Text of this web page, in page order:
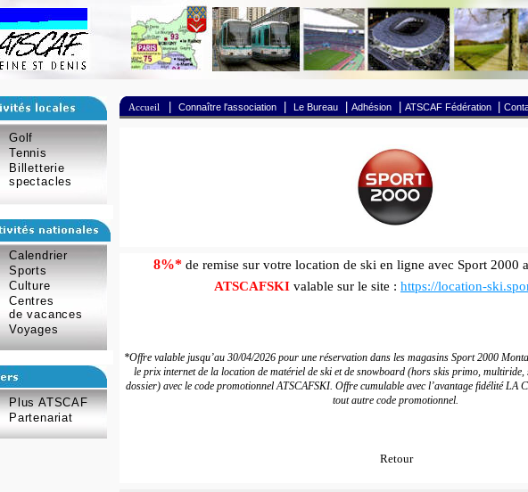
Accueil Connaître l'association| Le Bureau Adhésion ATSCAF Fédération
Golf
Tennis
Billetterie
spectacles
Calendrier
Sports
Culture
Centres
de vacances
Voyages
Plus ATSCAF
Partenariat
8%* de remise sur votre location de ski en ligne avec Sport 2000
ATSCAFSKI valable sur le site : https://location-
*Offre valable jusqu’au 30/04/2026 pour une réservation dans les magasins Sport 2000
le prix internet de la location de matériel de ski et de snowboard (hors skis primo, multiride,
dossier) avec le code promotionnel ATSCAFSKI. Offre cumulable avec l’avantage fidélité LA
tout autre code promotionnel.
Retour